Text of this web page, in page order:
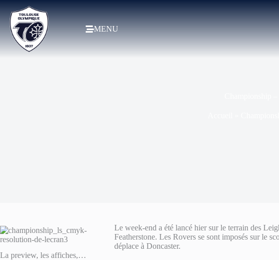
MENU
Le week-end a été lancé hier sur le terrain des
Featherstone. Les Rovers se sont imposés sur le
déplace à Doncaster.
La preview, les affiches,…